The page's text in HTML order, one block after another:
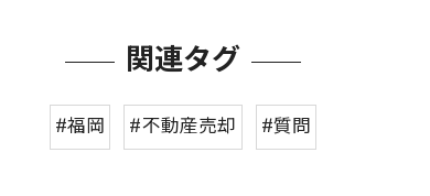
関連タグ
#福岡 #不動産売却 #質問